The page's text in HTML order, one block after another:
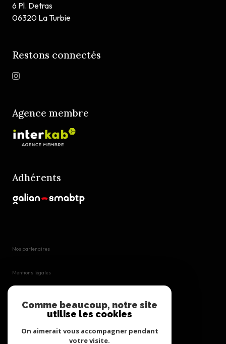
6 Pl. Detras
06320 La Turbie
Restons connectés
Agence membre
Adhérents
Nos partenaires
Mentions légales
Comme beaucoup, notre site
utilise les cookies
On aimerait vous accompagner pendant
votre visite.